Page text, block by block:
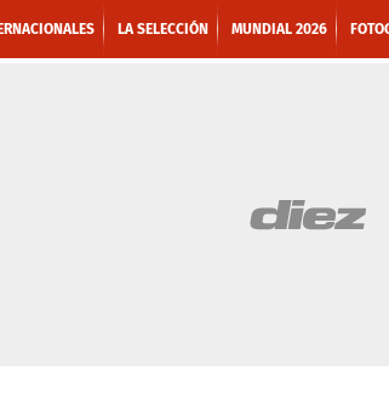
LA SELECCIÓN MUNDIAL 2026